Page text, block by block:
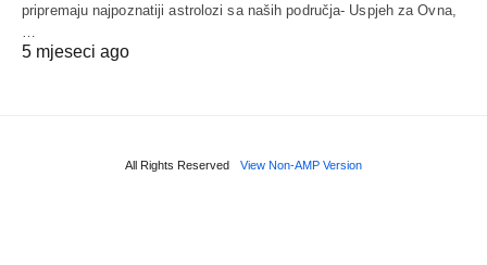
pripremaju najpoznatiji astrolozi sa naših područja- Uspjeh za Ovna,
5 mjeseci ago
All Rights Reserved View Non-AMP Version